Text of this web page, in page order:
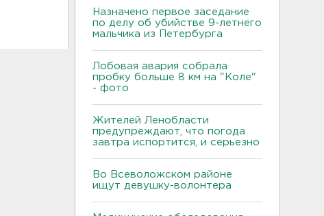
Назначено первое заседание
по делу об убийстве 9-летнего
мальчика из Петербурга
Лобовая авария собрала
пробку больше 8 км на "Коле"
- фото
Жителей Ленобласти
предупреждают, что погода
завтра испортится, и серьезно
Во Всеволожском районе
ищут девушку-волонтера